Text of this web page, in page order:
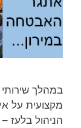
במהלך
מקצועית על